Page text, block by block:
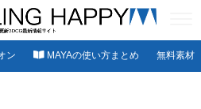
ン MAYAの使い方まとめ 無料素材